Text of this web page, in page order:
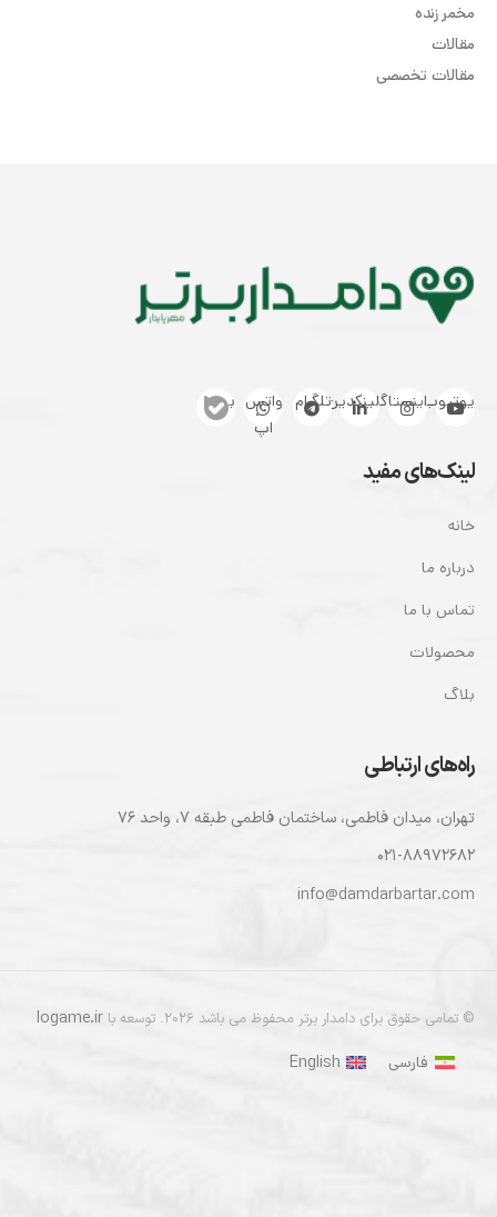
مخمر زنده
مقالات
مقالات تخصصی
یوتیوباینستاگراملینکدینتلگرام واتس
اپ
بله
لینک‌های مفید
خانه
درباره ما
تماس با ما
محصولات
بلاگ
راه‌های ارتباطی
تهران، ميدان فاطمی، ساختمان فاطمی طبقه ۷، واحد ۷۶
۰۲۱-۸۸۹۷۲۶۸۲
info@damdarbartar.com
© تمامی حقوق برای دامدار برتر محفوظ می باشد 2026. توسعه با
logame.ir
فارسی
English